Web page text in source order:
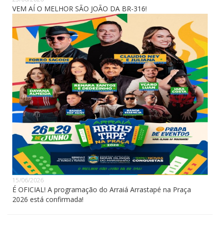
VEM AÍ O MELHOR SÃO JOÃO DA BR-316!
15/06/2026
É OFICIAL! A programação do Arraiá Arrastapé na Praça
2026 está confirmada!